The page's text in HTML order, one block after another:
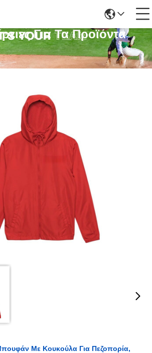
Για Τα Προϊόντα
Με Κουκούλα Για Πεζοπορία,